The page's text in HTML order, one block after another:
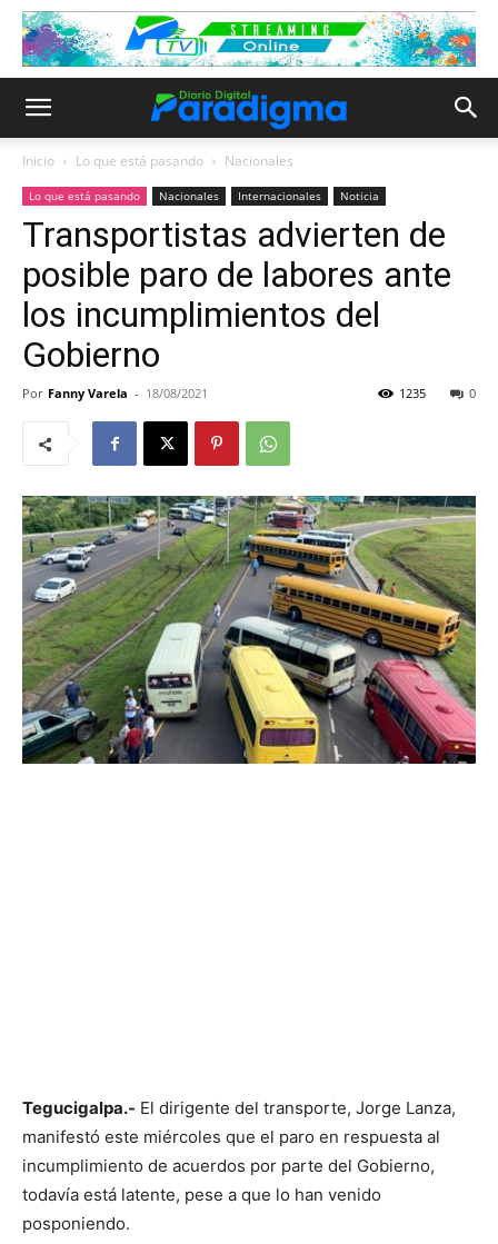
Inicio Lo que está pasando Nacionales
Lo que está pasando Nacionales Internacionales Noticia
Transportistas advierten de
posible paro de labores ante
los incumplimientos del
Gobierno
Por Fanny Varela - 18/08/2021 0
1235
Tegucigalpa.- El dirigente del transporte, Jorge Lanza,
manifestó este miércoles que el paro en respuesta al
incumplimiento de acuerdos por parte del Gobierno,
todavía está latente, pese a que lo han venido
posponiendo.